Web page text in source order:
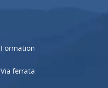
Formation
Via ferrata